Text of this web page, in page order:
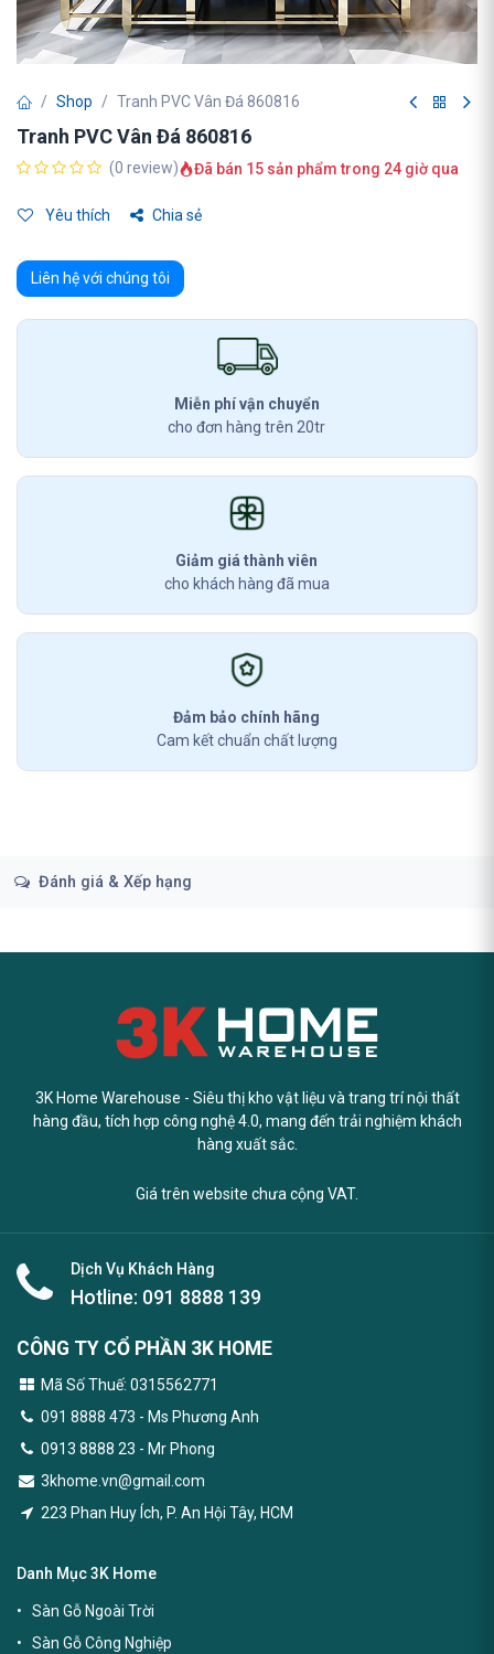
Shop Tranh PVC Vân Đá 860816
Tranh PVC Vân Đá 860816
(0 review) Đã bán 15 sản phẩm trong 24 giờ qua
Yêu thích Chia sẻ
Liên hệ với chúng tôi
Miễn phí vận chuyển
cho đơn hàng trên 20tr
Giảm giá thành viên
cho khách hàng đã mua
Đảm bảo chính hãng
Cam kết chuẩn chất lượng
Đánh giá & Xếp hạng
3K Home Warehouse - Siêu thị kho vật liệu và trang trí nội thất
hàng đầu, tích hợp công nghệ 4.0, mang đến trải nghiệm khách
hàng xuất sắc.
Giá trên website chưa cộng VAT.
Dịch Vụ Khách Hàng
Hotline: 091 8888 139
CÔNG TY CỔ PHẦN 3K HOME
Mã Số Thuế: 0315562771
091 8888 473 - Ms Phương Anh
0913 8888 23 - Mr Phong
3khome.vn@gmail.com
223 Phan Huy Ích, P. An Hội Tây, HCM
Danh Mục 3K Home
Sàn Gỗ Ngoài Trời
Sàn Gỗ Công Nghiệp